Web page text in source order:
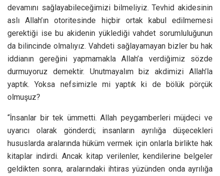
devamını sağlayabileceğimizi bilmeliyiz. Tevhid akidesinin
aslı Allah’ın otoritesinde hiçbir ortak kabul edilmemesi
gerektiği ise bu akidenin yüklediği vahdet sorumluluğunun
da bilincinde olmalıyız. Vahdeti sağlayamayan bizler bu hak
iddianın gereğini yapmamakla Allah’a verdiğimiz sözde
durmuyoruz demektir. Unutmayalım biz akdimizi Allah’la
yaptık. Yoksa nefsimizle mi yaptık ki de bölük pörçük
olmuşuz?
“İnsanlar bir tek ümmetti. Allah peygamberleri müjdeci ve
uyarıcı olarak gönderdi; insanların ayrılığa düşecekleri
hususlarda aralarında hüküm vermek için onlarla birlikte hak
kitaplar indirdi. Ancak kitap verilenler, kendilerine belgeler
geldikten sonra, aralarındaki ihtiras yüzünden onda ayrılığa